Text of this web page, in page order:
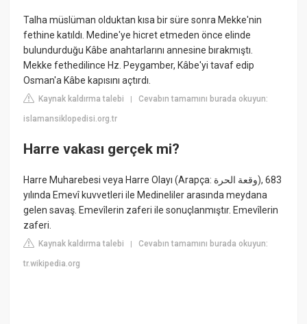
Talha müslüman olduktan kısa bir süre sonra Mekke'nin
fethine katıldı. Medine'ye hicret etmeden önce elinde
bulundurduğu Kâbe anahtarlarını annesine bırakmıştı.
Mekke fethedilince Hz. Peygamber, Kâbe'yi tavaf edip
Osman'a Kâbe kapısını açtırdı.
Kaynak kaldırma talebi |Cevabın tamamını burada okuyun:
islamansiklopedisi.org.tr
Harre vakası gerçek mi?
Harre Muharebesi veya Harre Olayı (Arapça: وقعة الحرة‎‎), 683
yılında Emevî kuvvetleri ile Medineliler arasında meydana
gelen savaş. Emevîlerin zaferi ile sonuçlanmıştır. Emevîlerin
zaferi.
Kaynak kaldırma talebi |Cevabın tamamını burada okuyun:
tr.wikipedia.org